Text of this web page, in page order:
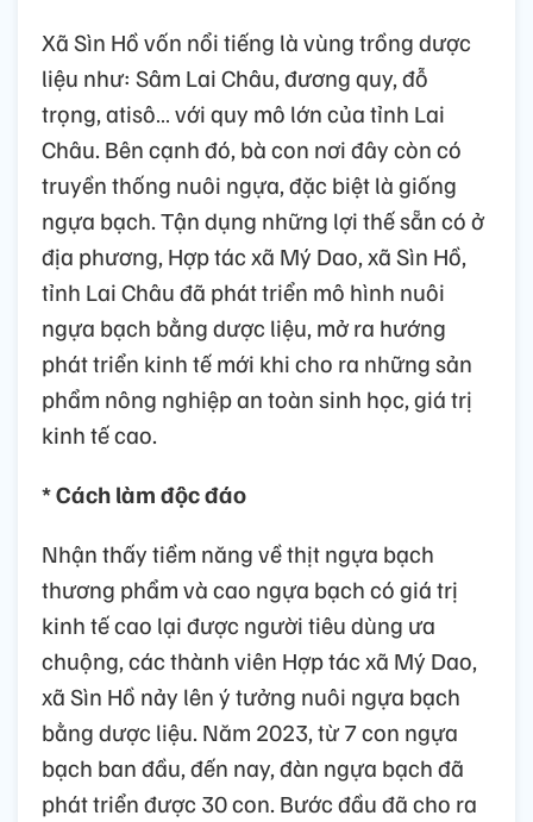
Xã Sìn Hồ vốn nổi tiếng là vùng trồng dược
liệu như: Sâm Lai Châu, đương quy, đỗ
trọng, atisô… với quy mô lớn của tỉnh Lai
Châu. Bên cạnh đó, bà con nơi đây còn có
truyền thống nuôi ngựa, đặc biệt là giống
ngựa bạch. Tận dụng những lợi thế sẵn có ở
địa phương, Hợp tác xã Mý Dao, xã Sìn Hồ,
tỉnh Lai Châu đã phát triển mô hình nuôi
ngựa bạch bằng dược liệu, mở ra hướng
phát triển kinh tế mới khi cho ra những sản
phẩm nông nghiệp an toàn sinh học, giá trị
kinh tế cao.
* Cách làm độc đáo
Nhận thấy tiềm năng về thịt ngựa bạch
thương phẩm và cao ngựa bạch có giá trị
kinh tế cao lại được người tiêu dùng ưa
chuộng, các thành viên Hợp tác xã Mý Dao,
xã Sìn Hồ nảy lên ý tưởng nuôi ngựa bạch
bằng dược liệu. Năm 2023, từ 7 con ngựa
bạch ban đầu, đến nay, đàn ngựa bạch đã
phát triển được 30 con. Bước đầu đã cho ra